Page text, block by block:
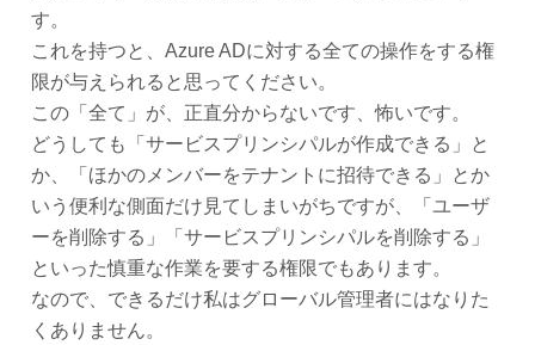
す。
これを持つと、Azure ADに対する全ての操作をする権
限が与えられると思ってください。
この「全て」が、正直分からないです、怖いです。
どうしても「サービスプリンシパルが作成できる」と
か、「ほかのメンバーをテナントに招待できる」とか
いう便利な側面だけ見てしまいがちですが、「ユーザ
ーを削除する」「サービスプリンシパルを削除する」
といった慎重な作業を要する権限でもあります。
なので、できるだけ私はグローバル管理者にはなりた
くありません。